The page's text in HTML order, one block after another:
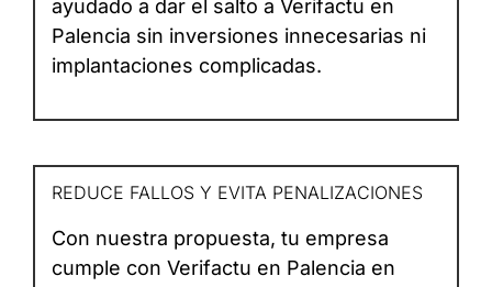
ayudado a dar el salto a Verifactu en
Palencia sin inversiones innecesarias ni
implantaciones complicadas.
REDUCE FALLOS Y EVITA PENALIZACIONES
Con nuestra propuesta, tu empresa
cumple con Verifactu en Palencia en